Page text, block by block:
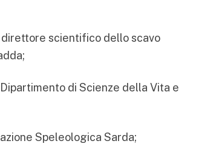
direttore scientifico dello scavo
di Scienze della Vita e
Speleologica Sarda;